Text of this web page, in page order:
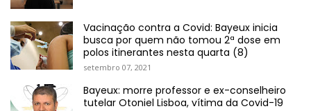
Vacinação contra a Covid: Bayeux inicia
busca por quem não tomou 2ª dose em
polos itinerantes nesta quarta (8)
setembro 07, 2021
Bayeux: morre professor e ex-conselheiro
tutelar Otoniel Lisboa, vítima da Covid-19